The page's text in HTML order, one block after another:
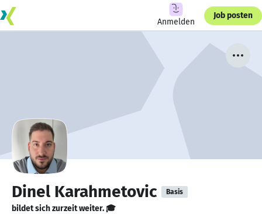
Anmelden
Job posten
Dinel Karahmetovic Basis
bildet sich zurzeit weiter. 🎓